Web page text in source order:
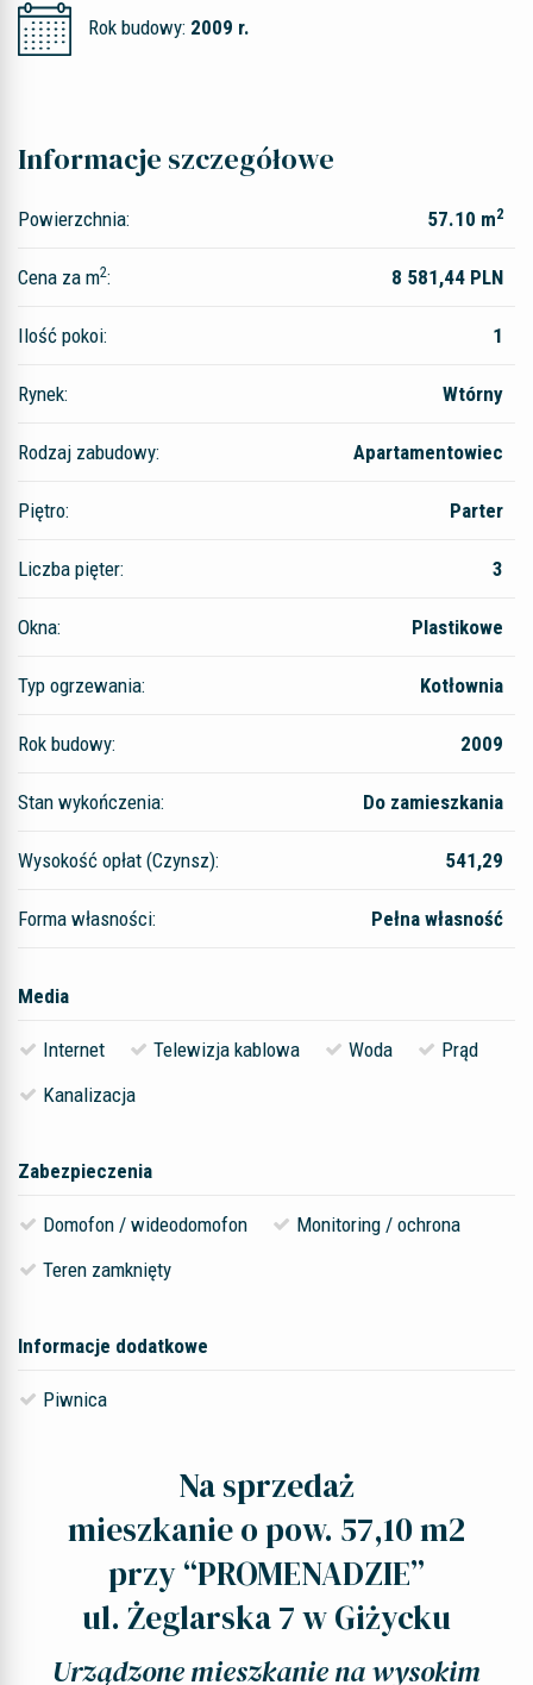
Rok budowy: 2009 r.
Informacje szczegółowe
Powierzchnia: 57.10 m2
Cena za m2: 8 581,44 PLN
Ilość pokoi: 1
Rynek: Wtórny
Rodzaj zabudowy: Apartamentowiec
Piętro: Parter
Liczba pięter: 3
Okna: Plastikowe
Typ ogrzewania: Kotłownia
Rok budowy: 2009
Stan wykończenia: Do zamieszkania
Wysokość opłat (Czynsz): 541,29
Forma własności: Pełna własność
Media
Internet Telewizja kablowa Woda
Prąd
Kanalizacja
Zabezpieczenia
Domofon / wideodomofon
Monitoring / ochrona
Teren zamknięty
Informacje dodatkowe
Piwnica
Na sprzedaż
mieszkanie o pow. 57,10 m2
przy “PROMENADZIE”
ul. Żeglarska 7 w Giżycku
Urządzone mieszkanie na wysokim